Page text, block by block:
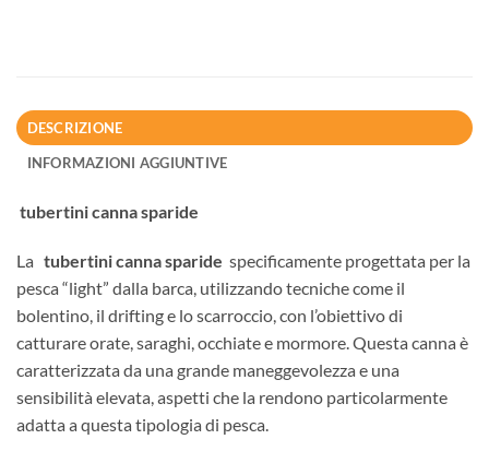
DESCRIZIONE
INFORMAZIONI AGGIUNTIVE
tubertini canna sparide
La tubertini canna sparide specificamente progettata per la
pesca “light” dalla barca, utilizzando tecniche come il
bolentino, il drifting e lo scarroccio, con l’obiettivo di
catturare orate, saraghi, occhiate e mormore. Questa canna è
caratterizzata da una grande maneggevolezza e una
sensibilità elevata, aspetti che la rendono particolarmente
adatta a questa tipologia di pesca.